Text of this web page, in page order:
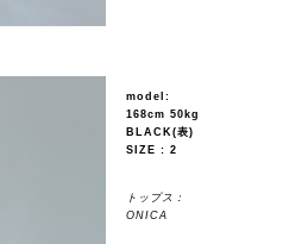
model:
168cm 50kg
BLACK(表)
SIZE : 2
トップス：
ONICA